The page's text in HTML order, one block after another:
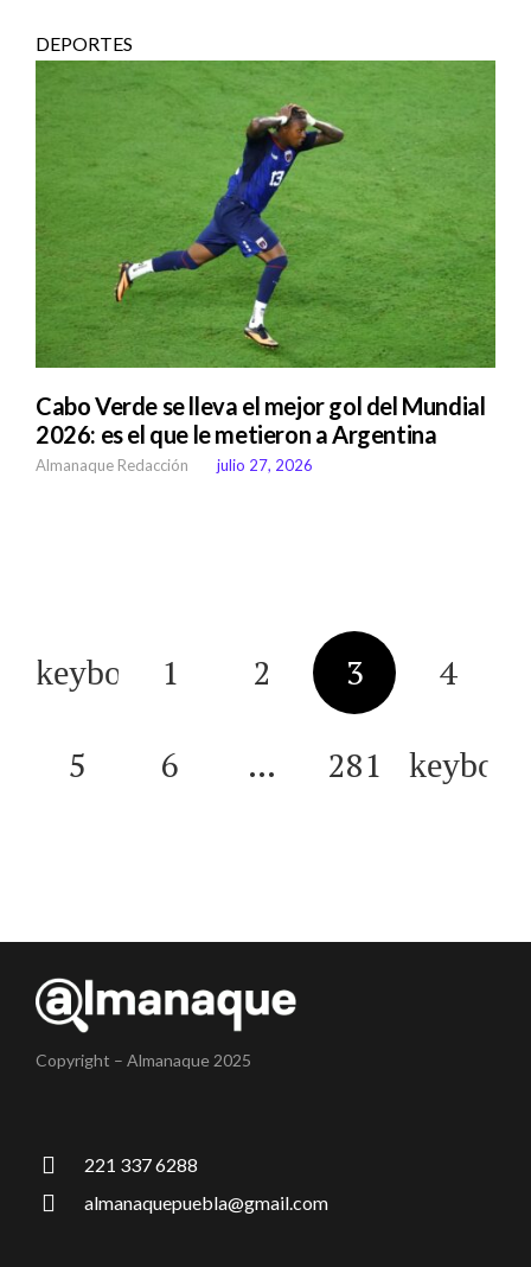
DEPORTES
Cabo Verde se lleva el mejor gol del Mundial
2026: es el que le metieron a Argentina
Almanaque Redacción julio 27, 2026
1 2 3 4
5 6 … 281
Copyright – Almanaque 2025
221 337 6288
almanaquepuebla@gmail.com